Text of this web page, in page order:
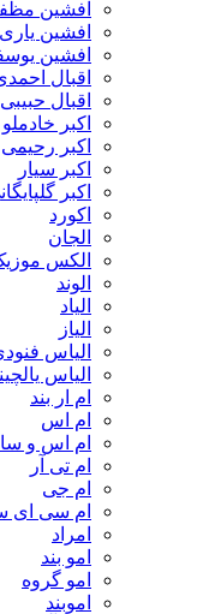
افشین
افشین یاری
افشین
اقبال
اقبال حبیبی
اکبر خادملو
اکبر رحیمی
اکبر سیار
اکبر
اکورد
الجان
الکس
الوند
الیاد
الیاز
الیاس
الیاس
ام‌ ار بند
ام اس
ام اس و
ام تی آر
ام جی
ام سی ای
امراد
امو بند
امو گروه
اموبند